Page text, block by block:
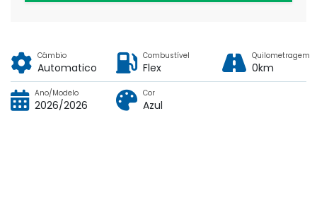
Câmbio
Automatico
Combustível
Flex
Quilometragem
0km
Ano/Modelo
2026/2026
Cor
Azul